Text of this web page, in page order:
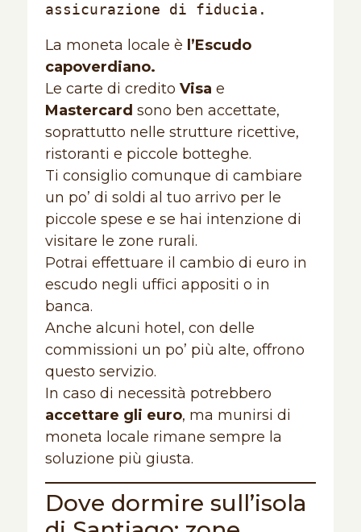
assicurazione di fiducia.
La moneta locale è l’Escudo
capoverdiano.
Le carte di credito Visa e
Mastercard sono ben accettate,
soprattutto nelle strutture ricettive,
ristoranti e piccole botteghe.
Ti consiglio comunque di cambiare
un po’ di soldi al tuo arrivo per le
piccole spese e se hai intenzione di
visitare le zone rurali.
Potrai effettuare il cambio di euro in
escudo negli uffici appositi o in
banca.
Anche alcuni hotel, con delle
commissioni un po’ più alte, offrono
questo servizio.
In caso di necessità potrebbero
accettare gli euro, ma munirsi di
moneta locale rimane sempre la
soluzione più giusta.
Dove dormire sull’isola